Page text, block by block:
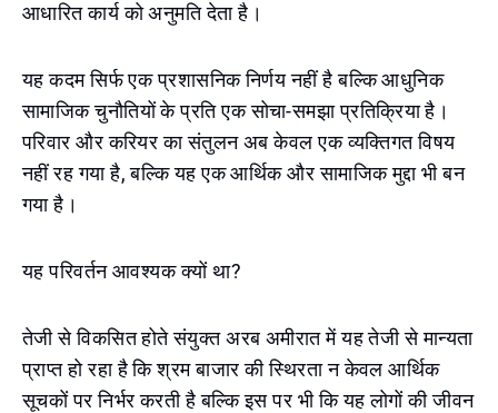
आधारित कार्य को अनुमति देता है।
यह कदम सिर्फ एक प्रशासनिक निर्णय नहीं है बल्कि आधुनिक
सामाजिक चुनौतियों के प्रति एक सोचा-समझा प्रतिक्रिया है।
परिवार और करियर का संतुलन अब केवल एक व्यक्तिगत विषय
नहीं रह गया है, बल्कि यह एक आर्थिक और सामाजिक मुद्दा भी बन
गया है।
यह परिवर्तन आवश्यक क्यों था?
तेजी से विकसित होते संयुक्त अरब अमीरात में यह तेजी से मान्यता
प्राप्त हो रहा है कि श्रम बाजार की स्थिरता न केवल आर्थिक
सूचकों पर निर्भर करती है बल्कि इस पर भी कि यह लोगों की जीवन